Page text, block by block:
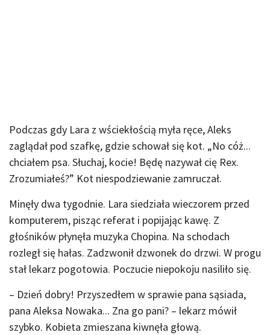
Podczas gdy Lara z wściekłością myła ręce, Aleks
zaglądał pod szafkę, gdzie schował się kot. „No cóż...
chciałem psa. Słuchaj, kocie! Będę nazywał cię Rex.
Zrozumiałeś?” Kot niespodziewanie zamruczał.
Minęły dwa tygodnie. Lara siedziała wieczorem przed
komputerem, pisząc referat i popijając kawę. Z
głośników płynęła muzyka Chopina. Na schodach
rozległ się hałas. Zadzwonił dzwonek do drzwi. W progu
stał lekarz pogotowia. Poczucie niepokoju nasiliło się.
– Dzień dobry! Przyszedłem w sprawie pana sąsiada,
pana Aleksa Nowaka... Zna go pani? – lekarz mówił
szybko. Kobieta zmieszana kiwnęła głową.